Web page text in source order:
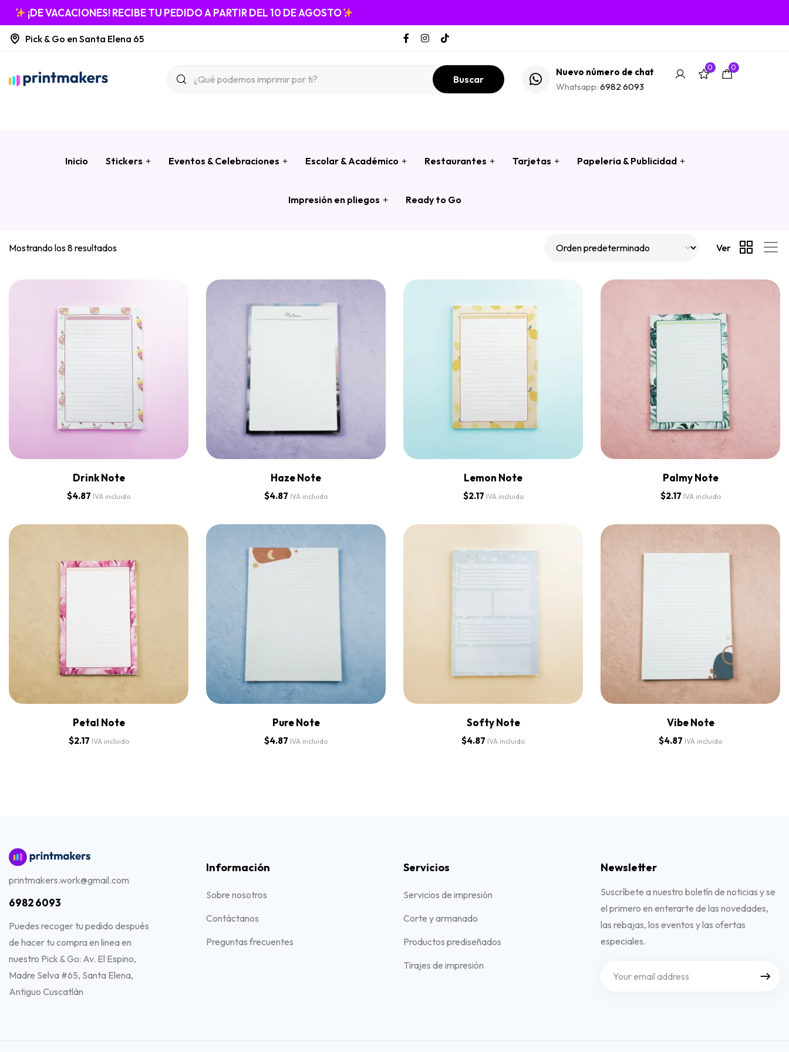
¡DE VACACIONES! RECIBE TU PEDIDO A PARTIR DEL 10 DE AGOSTO
Pick & Go en Santa Elena 65
Buscar
Nuevo número de chat
Whatsapp: 6982 6093
0 0
Inicio Stickers Eventos & Celebraciones Escolar & Académico Restaurantes Tarjetas Papeleria & Publicidad
Impresión en pliegos Ready to Go
Mostrando los 8 resultados Ver
Drink Note
$4.87 IVA incluido
Haze Note
$4.87 IVA incluido
Lemon Note
$2.17 IVA incluido
Palmy Note
$2.17 IVA incluido
Petal Note
$2.17 IVA incluido
Pure Note
$4.87 IVA incluido
Softy Note
$4.87 IVA incluido
Vibe Note
$4.87 IVA incluido
printmakers.work@gmail.com
6982 6093
Puedes recoger tu pedido después
de hacer tu compra en linea en
nuestro Pick & Go: Av. El Espino,
Madre Selva #65, Santa Elena,
Antiguo Cuscatlán
Información
Sobre nosotros
Contáctanos
Preguntas frecuentes
Servicios
Servicios de impresión
Corte y armanado
Productos prediseñados
Tirajes de impresión
Newsletter
Suscríbete a nuestro boletín de noticias y se
el primero en enterarte de las novedades,
las rebajas, los eventos y las ofertas
especiales.